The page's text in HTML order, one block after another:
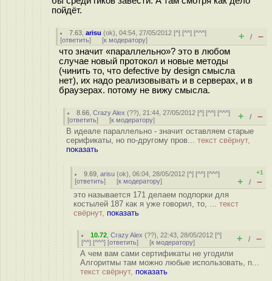
пойдёт.
7.63 ,arisu (ok), 04:54, 27/05/2012 [^] [^^] [^^^]
[ответить] [к модератору] + / –
что значит «параллельно»? это в любом
случае новый протокол и новые методы
(чинить то, что defective by design смысла
нет), их надо реализовывать и в серверах, и в
браузерах. потому не вижу смысла.
8.66 ,Crazy Alex (??), 21:44, 27/05/2012 [^] [^^] [^^^]
[ответить] [к модератору] + / –
В идеале параллельно - значит оставляем старые
серификаты, но по-другому пров... текст свёрнут,
показать
9.69 ,arisu (ok), 06:04, 28/05/2012 [^] [^^] [^^^]
[ответить] [к модератору]
+1
+ / –
это называется 171 делаем подпорки для
костылей 187 как я уже говорил, то, ... текст
свёрнут, показать
10.72 ,Crazy Alex (??), 22:43, 28/05/2012 [^]
[^^] [^^^] [ответить] [к модератору] + / –
А чем вам сами сертификаты не угодили
Алгоритмы там можно любые использовать, п...
текст свёрнут, показать